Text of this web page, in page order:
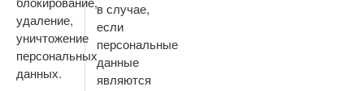
удаление,
уничтожение
персональных
данных.
в случае,
если
персональные
данные
являются